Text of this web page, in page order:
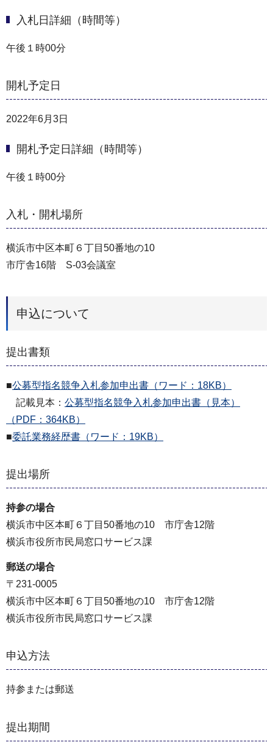
入札日詳細（時間等）
午後１時00分
開札予定日
2022年6月3日
開札予定日詳細（時間等）
午後１時00分
入札・開札場所
横浜市中区本町６丁目50番地の10
市庁舎16階 S-03会議室
申込について
提出書類
■公募型指名競争入札参加申出書（ワード：18KB）
記載見本： 公募型指名競争入札参加申出書（見本）
（PDF：364KB）
■委託業務経歴書（ワード：19KB）
提出場所
持参の場合
横浜市中区本町６丁目50番地の10 市庁舎12階
横浜市役所市民局窓口サービス課
郵送の場合
〒231-0005
横浜市中区本町６丁目50番地の10 市庁舎12階
横浜市役所市民局窓口サービス課
申込方法
持参または郵送
提出期間